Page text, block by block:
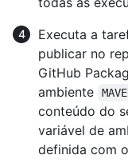
Executa a
publicar no
GitHub
ambiente
conteúdo do
variável de
definida com